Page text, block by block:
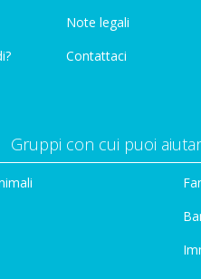
Note legali
Contattaci
Gruppi con cui puoi